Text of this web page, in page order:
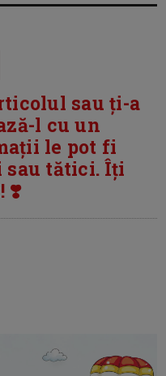
sau ți-a
l cu un
le pot fi
tătici. Îți
❣️